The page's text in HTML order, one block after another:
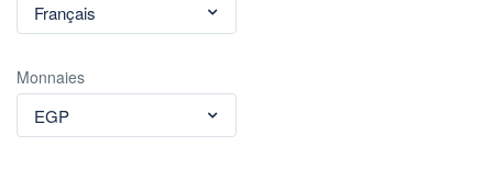
Français
Monnaies
EGP